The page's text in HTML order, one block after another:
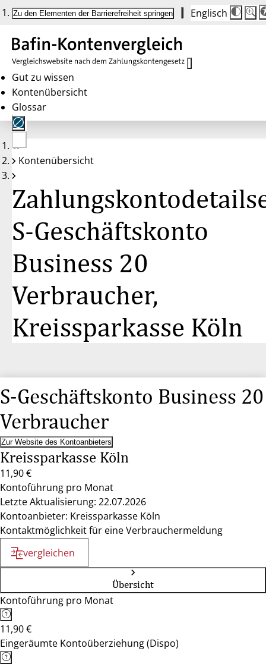
Zu den Elementen der Barrierefreiheit springen Englisch
Die
auf
100
100
Gut zu wissen
Kontenübersicht
Glossar
Keine
Konten
Kontenübersicht
S-Geschäftskonto
Business 20
Verbraucher,
Kreissparkasse Köln
S-Geschäftskonto Business 20
Verbraucher
Zur Website des Kontoanbieters
Kreissparkasse Köln
11,90 €
Kontoführung pro Monat
Letzte Aktualisierung: 22.07.2026
Kontoanbieter: Kreissparkasse Köln
Kontaktmöglichkeit für eine Verbrauchermeldung
vergleichen
Übersicht
Kontoführung pro Monat
11,90 €
Eingeräumte Kontoüberziehung (Dispo)